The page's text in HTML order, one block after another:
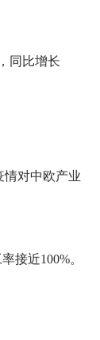
同比增长
情对中欧产业
接近100%。